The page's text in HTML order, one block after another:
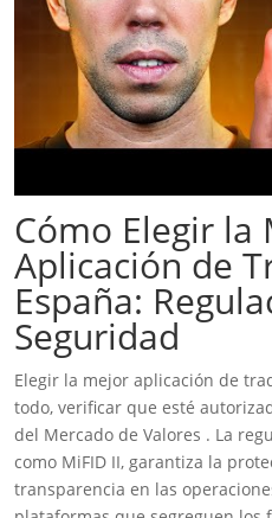
Cómo Elegir la
Aplicación de
España:
Seguridad
Elegir la mejor aplicación de
todo, verificar que esté
del Mercado de Valores . La
como MiFID II, garantiza la
transparencia en las